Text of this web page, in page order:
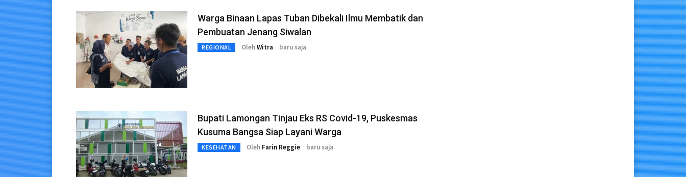
Warga Binaan Lapas Tuban Dibekali Ilmu Membatik dan
Pembuatan Jenang Siwalan
REGIONAL OlehWitra baru saja
Bupati Lamongan Tinjau Eks RS Covid-19, Puskesmas
Kusuma Bangsa Siap Layani Warga
KESEHATAN Oleh Farin Reggie baru saja